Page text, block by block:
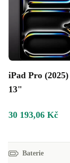
iPad Pro (2025)
13"
30 193,06 Kč
Baterie